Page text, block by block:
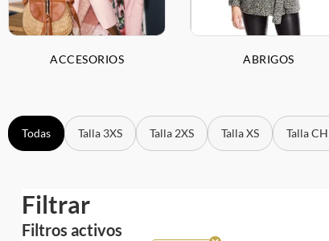
ACCESORIOS ABRIGOS
Todas Talla 3XS Talla 2XS Talla XS Talla CH
Filtrar
Filtros activos